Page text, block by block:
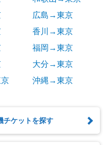
広島→東京
香川→東京
福岡→東京
大分→東京
沖縄→東京
チケットを探す